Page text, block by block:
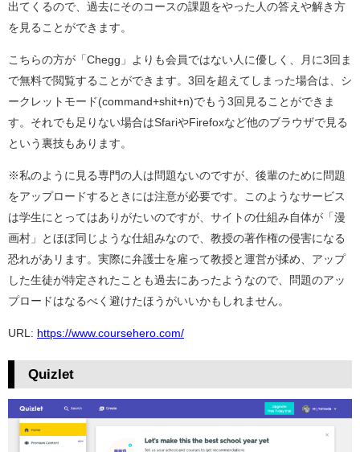
出てくるので、過去にそのコースの課題をやった人の答えや解き方
を見ることができます。
こちらの方が「Chegg」よりも会員ではない人に優しく、月に3回ま
で無料で閲覧することができます。3回を超えてしまった場合は、シ
ークレットモード(command+shit+n)でもう3回見ることができま
す。それでも足りない場合はSfariやFirefoxなど他のブラウザで見る
という裏技もあります。
※私のように見る専門の人は問題ないのですが、後輩のために問題
をアップロードするときには注意が必要です。このようなサービス
は学生にとってはありがたいのですが、サイトの仕組み自体が「漫
画村」とほぼ同じような仕組みなので、教授の著作権の侵害になる
恐れがあリます。実際に弁護士を雇って教授と運営が揉め、アップ
した生徒が特定されたことも過去にあったようなので、問題のアッ
プロードはなるべく避けたほうがいいかもしれません。
URL: https://www.coursehero.com/
Quizlet